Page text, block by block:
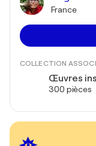
France
COLLECTION
Œuvres
300 pièces